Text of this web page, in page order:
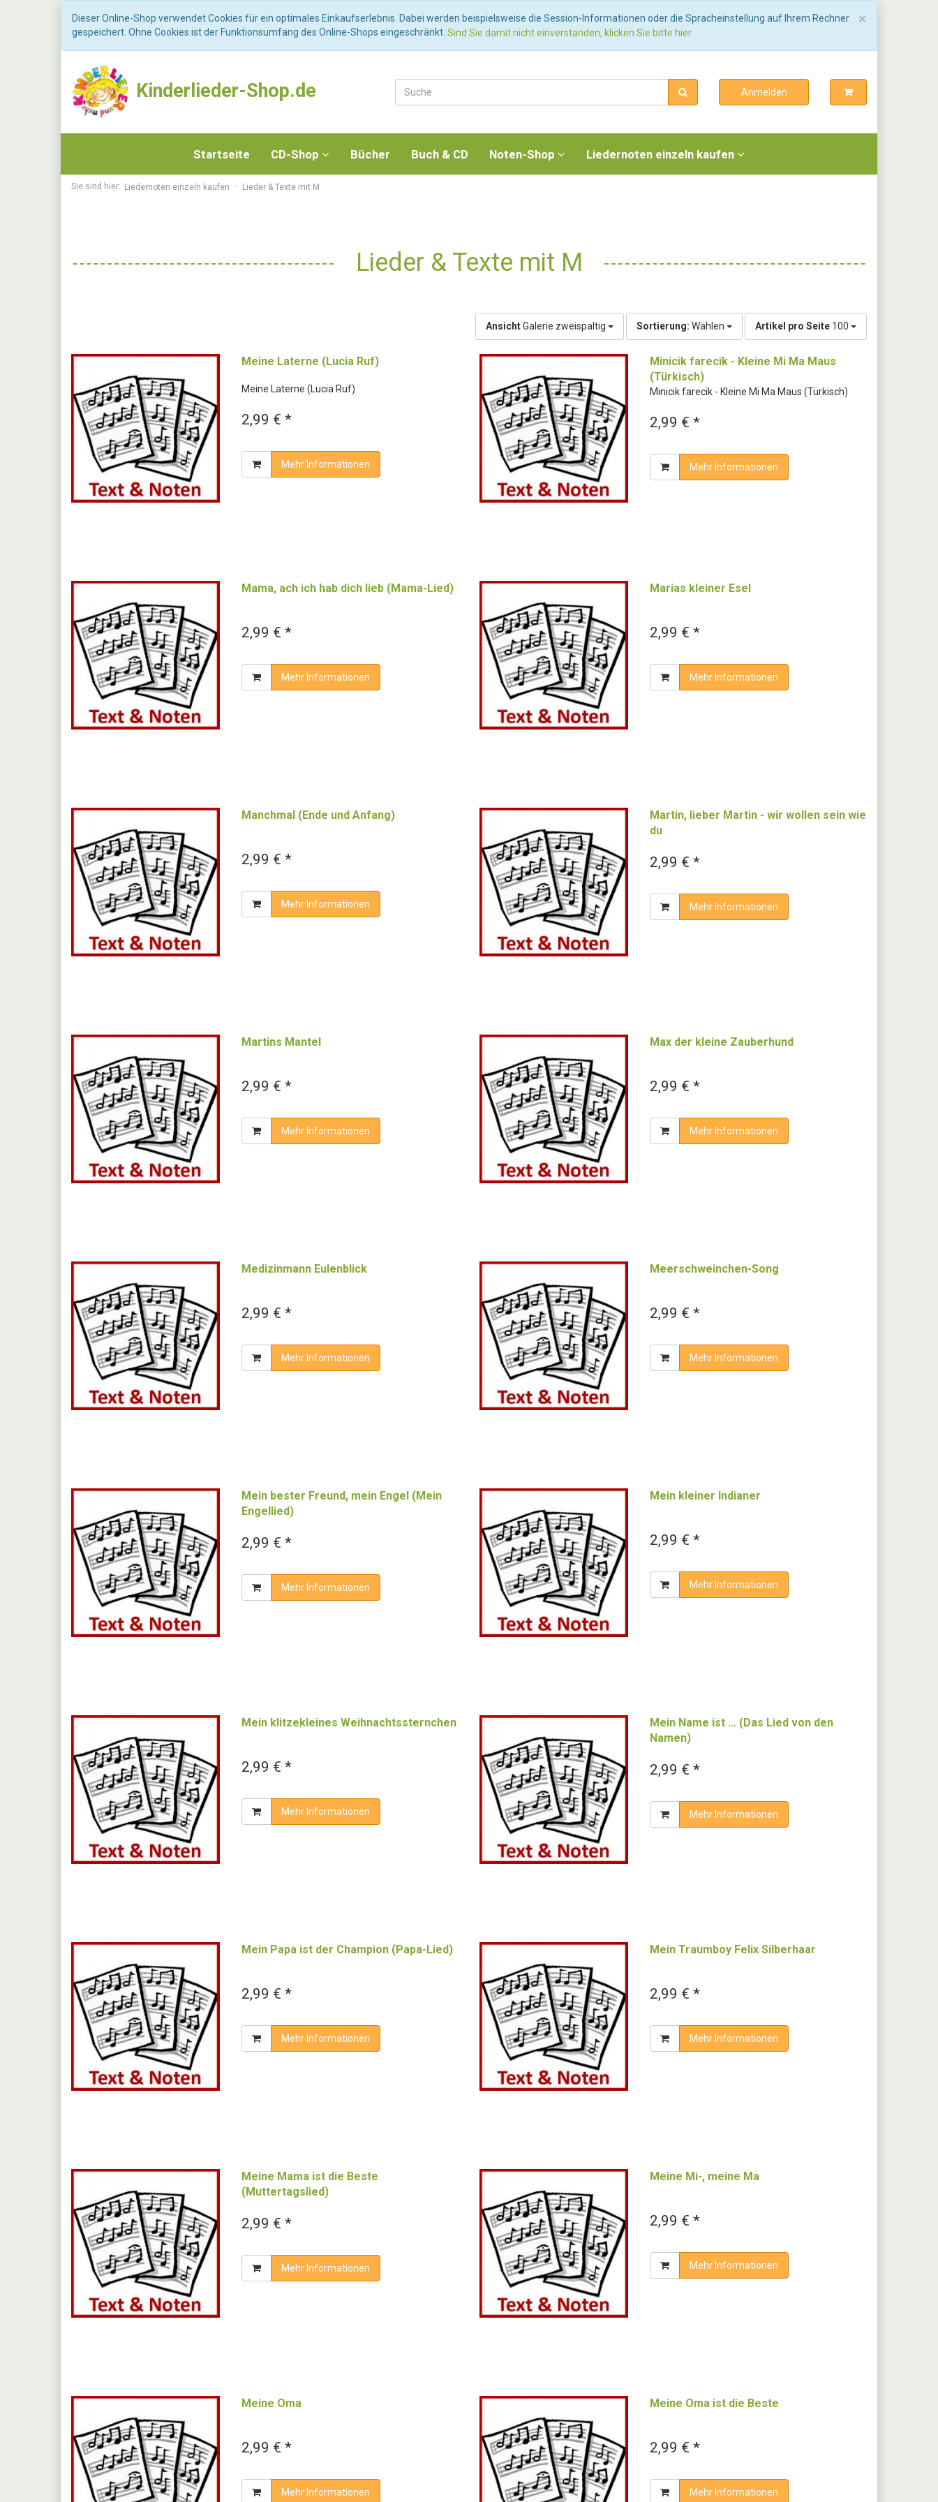
×
Dieser Online-Shop verwendet Cookies für ein optimales Einkaufserlebnis. Dabei werden beispielsweise die Session-Informationen oder die Spracheinstellung auf Ihrem Rechner
gespeichert. Ohne Cookies ist der Funktionsumfang des Online-Shops eingeschränkt. Sind Sie damit nicht einverstanden, klicken Sie bitte hier.
Kinderlieder-Shop.de Anmelden
Startseite CD-Shop Bücher Buch & CD Noten-Shop Liedernoten einzeln kaufen
Sie sind hier: Liedernoten einzeln kaufen Lieder & Texte mit M
Lieder & Texte mit M
AnsichtGalerie zweispaltig Sortierung: Wählen Artikel pro Seite 100
Meine Laterne (Lucia Ruf)
Meine Laterne (Lucia Ruf)
2,99 € *
Mehr Informationen
Minicik farecik - Kleine Mi Ma Maus
(Türkisch)
Minicik farecik - Kleine Mi Ma Maus (Türkisch)
2,99 € *
Mehr Informationen
Mama, ach ich hab dich lieb (Mama-Lied)
2,99 € *
Mehr Informationen
Marias kleiner Esel
2,99 € *
Mehr Informationen
Manchmal (Ende und Anfang)
2,99 € *
Mehr Informationen
Martin, lieber Martin - wir wollen sein wie
du
2,99 € *
Mehr Informationen
Martins Mantel
2,99 € *
Mehr Informationen
Max der kleine Zauberhund
2,99 € *
Mehr Informationen
Medizinmann Eulenblick
2,99 € *
Mehr Informationen
Meerschweinchen-Song
2,99 € *
Mehr Informationen
Mein bester Freund, mein Engel (Mein
Engellied)
2,99 € *
Mehr Informationen
Mein kleiner Indianer
2,99 € *
Mehr Informationen
Mein klitzekleines Weihnachtssternchen
2,99 € *
Mehr Informationen
Mein Name ist ... (Das Lied von den
Namen)
2,99 € *
Mehr Informationen
Mein Papa ist der Champion (Papa-Lied)
2,99 € *
Mehr Informationen
Mein Traumboy Felix Silberhaar
2,99 € *
Mehr Informationen
Meine Mama ist die Beste
(Muttertagslied)
2,99 € *
Mehr Informationen
Meine Mi-, meine Ma
2,99 € *
Mehr Informationen
Meine Oma
2,99 € *
Mehr Informationen
Meine Oma ist die Beste
2,99 € *
Mehr Informationen